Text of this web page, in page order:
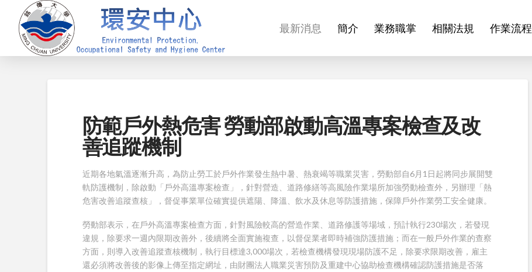
最新消息 簡介 業務職掌 相關法規 作業流程
防範戶外熱危害 勞動部啟動高溫專案檢查及改
善追蹤機制
近期各地氣溫逐漸升高，為防止勞工於戶外作業發生熱中暑、熱衰竭等職業災害，勞動部自6月1日起將同步展開雙
軌防護機制，除啟動「戶外高溫專案檢查」，針對營造、道路修繕等高風險作業場所加強勞動檢查外，另辦理「熱
危害改善追蹤查核」，督促事業單位確實提供遮陽、降溫、飲水及休息等防護措施，保障戶外作業勞工安全健康。
勞動部表示，在戶外高溫專案檢查方面，針對風險較高的營造作業、道路修護等場域，預計執行230場次，若發現
違規，除要求一週內限期改善外，後續將全面實施複查，以督促業者即時補強防護措施；而在一般戶外作業的查察
方面，則導入改善追蹤查核機制，執行目標達3,000場次，若檢查機構發現現場防護不足，除要求限期改善，雇主
還必須將改善後的影像上傳至指定網址，由財團法人職業災害預防及重建中心協助檢查機構確認防護措施是否落